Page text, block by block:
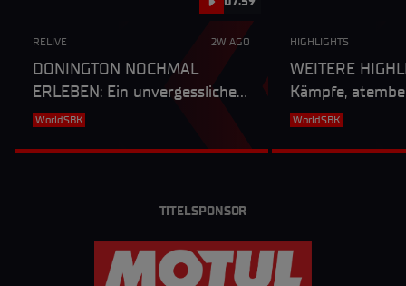
RELIVE 2W AGO
DONINGTON NOCHMAL
ERLEBEN: Ein unvergessliches
Wochenende in
Großbritannien – Serien enden
und ein neuer Sieger wird
gekürt
WorldSBK
HIGHLIGHTS
WEITERE
Kämpfe,
Duelle und
WorldSBK
TITELSPONSOR